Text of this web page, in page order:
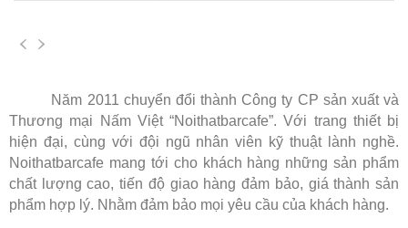
Năm 2011 chuyển đổi thành Công ty CP sản xuất và
Thương mại Nấm Việt “Noithatbarcafe”. Với trang thiết bị
hiện đại, cùng với đội ngũ nhân viên kỹ thuật lành nghề.
Noithatbarcafe mang tới cho khách hàng những sản phẩm
chất lượng cao, tiến độ giao hàng đảm bảo, giá thành sản
phẩm hợp lý. Nhằm đảm bảo mọi yêu cầu của khách hàng.